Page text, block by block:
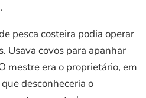
pesca costeira podia operar
Usava covos para apanhar
mestre era o proprietário, em
desconheceria o